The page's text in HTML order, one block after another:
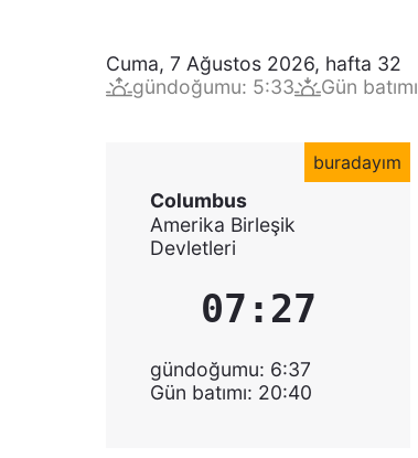
Cuma, 7 Ağustos 2026, hafta 32
gündoğumu: 5:33 Gün batımı
buradayım
Columbus
Amerika Birleşik
Devletleri
07:27
gündoğumu: 6:37
Gün batımı: 20:40